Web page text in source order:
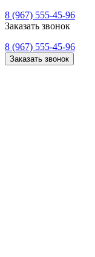
8 (967) 555-45-96
Заказать звонок
8 (967) 555-45-96
Заказать звонок